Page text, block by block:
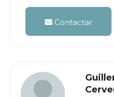
Contactar